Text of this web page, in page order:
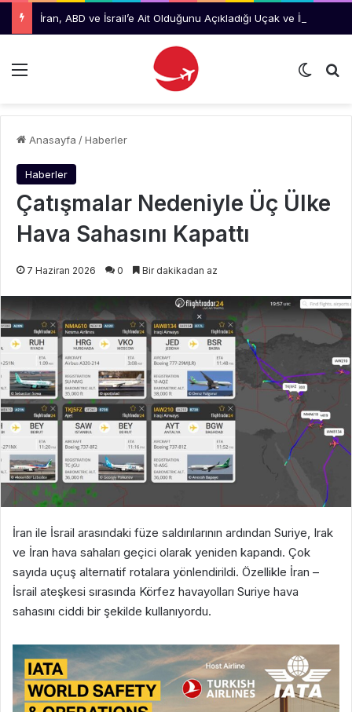
Menü Dış
Anasayfa /Haberler
Haberler
Çatışmalar Nedeniyle Üç Ülke
Hava Sahasını Kapattı
7 Haziran 2026 0 Bir dakikadan az
İran ile İsrail arasındaki füze saldırılarının ardından Suriye, Irak
ve İran hava sahaları geçici olarak yeniden kapandı. Çok
sayıda uçuş alternatif rotalara yönlendirildi. Özellikle İran –
İsrail ateşkesi sırasında Körfez havayolları Suriye hava
sahasını ciddi bir şekilde kullanıyordu.